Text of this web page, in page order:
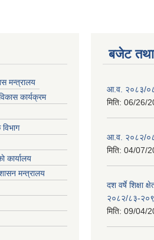
मन्त्रालय
कार्यक्रम
कार्यालय
मन्त्रालय
बजेट तथा
आ.व. २०८३/
मिति: 06/26/
आ.व. २०८२/
मिति: 04/07/
दश वर्षे शिक्षा
२०८२/८३-
मिति: 09/04/